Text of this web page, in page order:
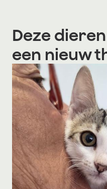
Deze
een nieuw